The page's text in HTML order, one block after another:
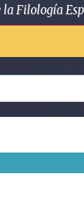
Filología